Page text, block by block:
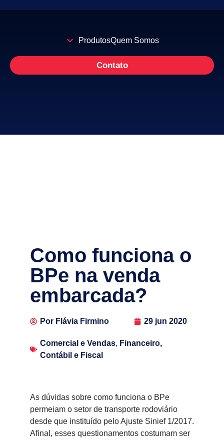
ProdutosQuem Somos
Contato
Como funciona o
BPe na venda
embarcada?
Por Flávia Firmino 29 jun 2020
Comercial e Vendas, Financeiro,
Contábil e Fiscal
As dúvidas sobre como funciona o BPe
permeiam o setor de transporte rodoviário
desde que instituído pelo Ajuste Sinief 1/2017.
Afinal, esses questionamentos costumam ser